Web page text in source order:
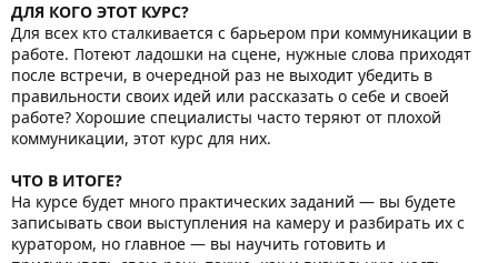
ДЛЯ КОГО ЭТОТ КУРС?
Для всех кто сталкивается с барьером при коммуникации в
работе. Потеют ладошки на сцене, нужные слова приходят
после встречи, в очередной раз не выходит убедить в
правильности своих идей или рассказать о себе и своей
работе? Хорошие специалисты часто теряют от плохой
коммуникации, этот курс для них.
ЧТО В ИТОГЕ?
На курсе будет много практических заданий — вы будете
записывать свои выступления на камеру и разбирать их с
куратором, но главное — вы научить готовить и